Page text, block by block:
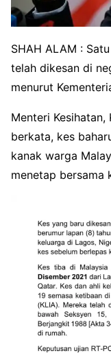
SHAH ALAM :
telah dikesan di
menurut
Menteri
berkata, kes
kanak warga
menetap bersama